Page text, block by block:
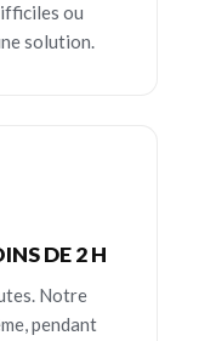
ou
solution.
DE 2 H
Notre
pendant